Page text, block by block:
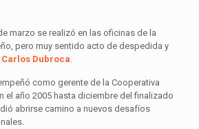
marzo se realizó en las oficinas de la
pero muy sentido acto de despedida y
Carlos Dubroca.
como gerente de la Cooperativa
el año 2005 hasta diciembre del finalizado
abrirse camino a nuevos desafíos